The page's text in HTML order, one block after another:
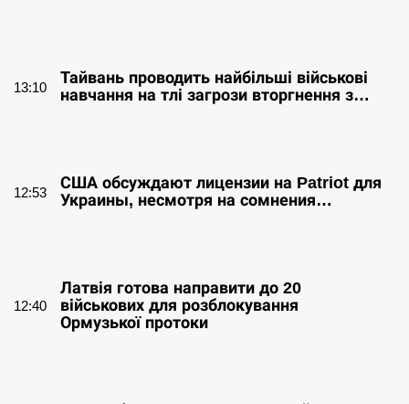
13:10
Тайвань проводить найбільші військові
навчання на тлі загрози вторгнення з…
12:53
США обсуждают лицензии на Patriot для
Украины, несмотря на сомнения…
12:40
Латвія готова направити до 20
військових для розблокування
Ормузької протоки